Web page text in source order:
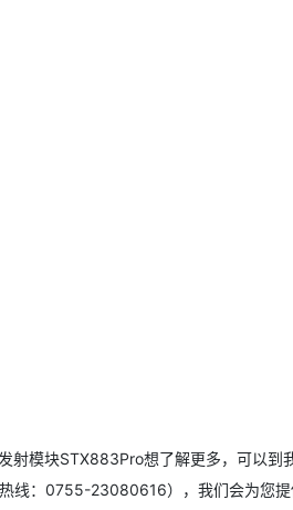
射模块STX883Pro想了解更多，可以到
线：0755-23080616），我们会为您提